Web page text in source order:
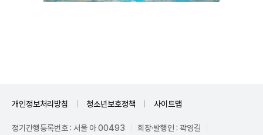
개인정보처리방침 청소년보호정책 사이트맵
정기간행등록번호 : 서울 아 00493 회장·발행인 : 곽영길